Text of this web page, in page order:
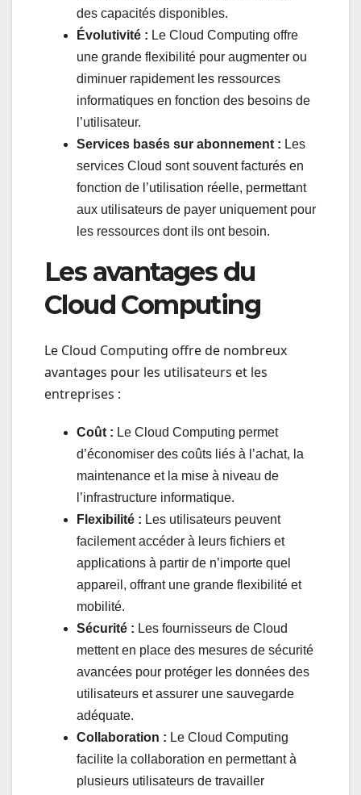
des capacités disponibles.
Évolutivité : Le Cloud Computing offre
une grande flexibilité pour augmenter ou
diminuer rapidement les ressources
informatiques en fonction des besoins de
l’utilisateur.
Services basés sur abonnement : Les
services Cloud sont souvent facturés en
fonction de l’utilisation réelle, permettant
aux utilisateurs de payer uniquement pour
les ressources dont ils ont besoin.
Les avantages du
Cloud Computing
Le Cloud Computing offre de nombreux
avantages pour les utilisateurs et les
entreprises :
Coût : Le Cloud Computing permet
d’économiser des coûts liés à l’achat, la
maintenance et la mise à niveau de
l’infrastructure informatique.
Flexibilité : Les utilisateurs peuvent
facilement accéder à leurs fichiers et
applications à partir de n’importe quel
appareil, offrant une grande flexibilité et
mobilité.
Sécurité : Les fournisseurs de Cloud
mettent en place des mesures de sécurité
avancées pour protéger les données des
utilisateurs et assurer une sauvegarde
adéquate.
Collaboration : Le Cloud Computing
facilite la collaboration en permettant à
plusieurs utilisateurs de travailler